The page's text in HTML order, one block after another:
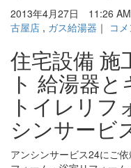
2013年4月27日 11:26
古屋店 , ガス給湯器 ｜ コメ
住宅設備 施
ト 給湯器
トイレリフ
シンサービ
アンシンサービス24にご